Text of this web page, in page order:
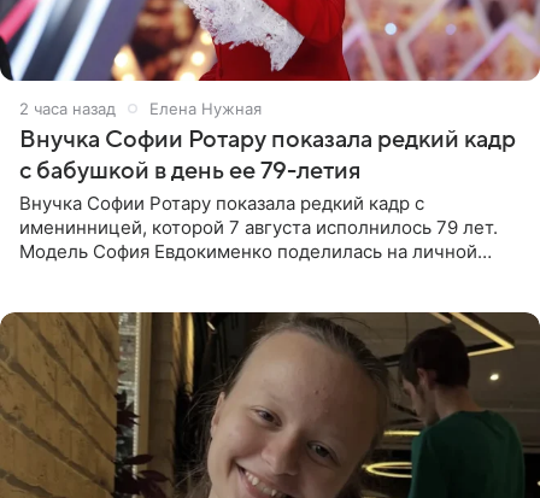
2 часа назад Елена Нужная
Внучка Софии Ротару показала редкий кадр
с бабушкой в день ее 79-летия
Внучка Софии Ротару показала редкий кадр с
именинницей, которой 7 августа исполнилось 79 лет.
Модель София Евдокименко поделилась на личной